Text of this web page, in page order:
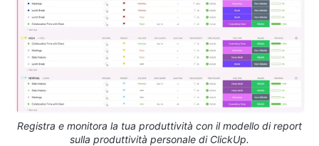
Registra e monitora la tua produttività con il modello di report
sulla produttività personale di ClickUp.